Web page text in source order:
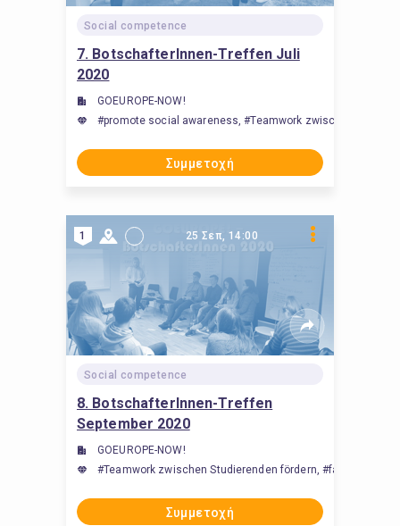
Social competence
7. BotschafterInnen-Treffen Juli
2020
GOEUROPE-NOW!
#promote social awareness, #Teamwork zwischen
Συμμετοχή
1 25 Σεπ, 14:00
Social competence
8. BotschafterInnen-Treffen
September 2020
GOEUROPE-NOW!
#Teamwork zwischen Studierenden fördern, #facilitate
Συμμετοχή